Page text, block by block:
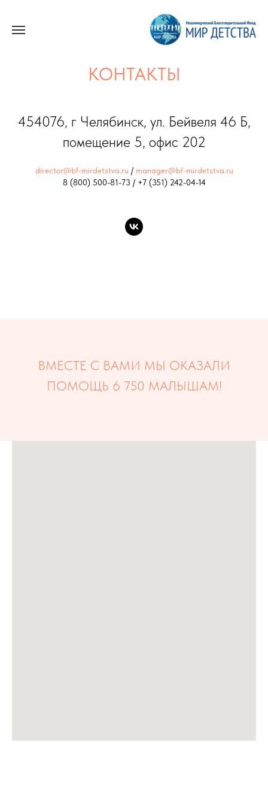
КОНТАКТЫ
454076, г Челябинск, ул. Бейвеля 46 Б,
помещение 5, офис 202
director@bf-mirdetstva.ru / manager@bf-mirdetstva.ru
8 (800) 500-81-73/ +7 (351) 242-04-14
ВМЕСТЕ С ВАМИ МЫ ОКАЗАЛИ
ПОМОЩЬ 6 750 МАЛЫШАМ!